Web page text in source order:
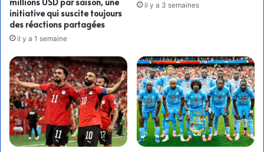
millions USD par saison, une
initiative qui suscite toujours
des réactions partagées
il y a 1 semaine
il y a 3 semaines